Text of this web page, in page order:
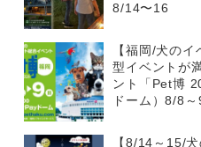
8/14〜16
【福岡/犬の
型イベントが
ント「Pet博
ドーム）8/8～
【8/14～15/